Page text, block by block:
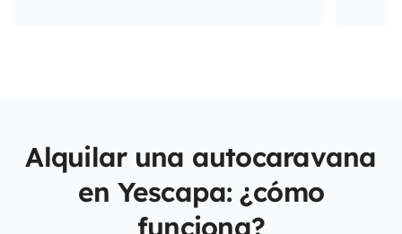
Alquilar una autocaravana
en Yescapa: ¿cómo
funciona?